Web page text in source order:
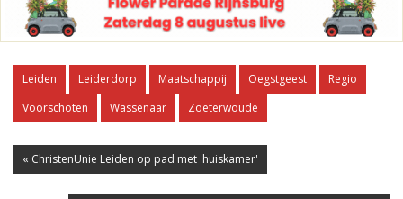
Leiden Leiderdorp Maatschappij Oegstgeest
Regio
Voorschoten
Wassenaar Zoeterwoude
« ChristenUnie Leiden op pad met 'huiskamer'